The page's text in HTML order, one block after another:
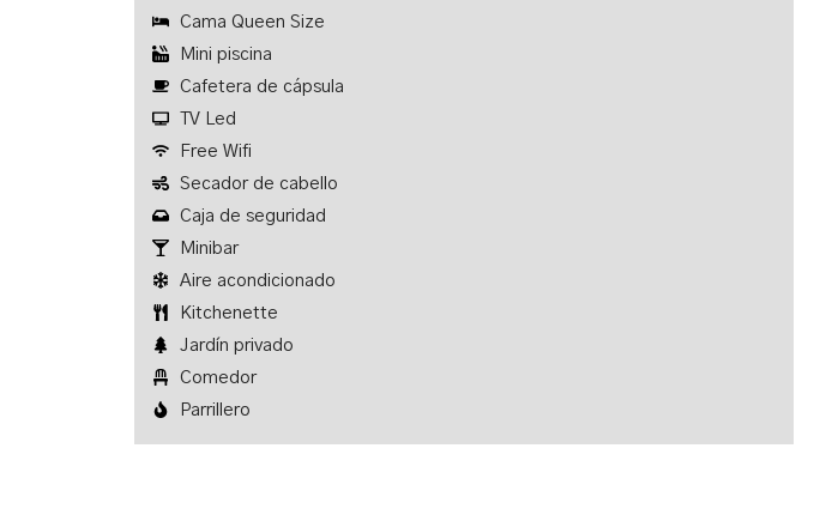
Cama Queen Size
Mini piscina
Cafetera de cápsula
TV Led
Free Wifi
Secador de cabello
Caja de seguridad
Minibar
Aire acondicionado
Kitchenette
Jardín privado
Comedor
Parrillero